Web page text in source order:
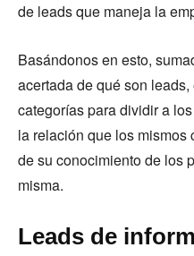
de leads que maneja la
Basándonos en esto,
acertada de qué son
categorías para dividir a
la relación que los mismos
de su conocimiento de los
misma.
Leads de